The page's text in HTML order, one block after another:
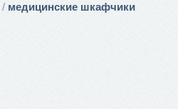
медицинские шкафчики